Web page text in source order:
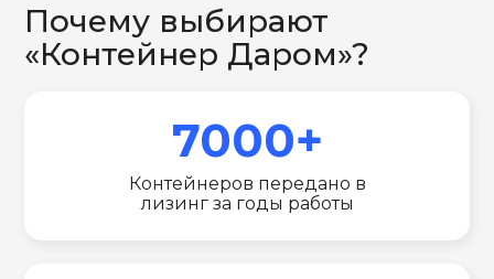
Почему выбирают
«Контейнер Даром»?
7000+
Контейнеров передано в
лизинг за годы работы